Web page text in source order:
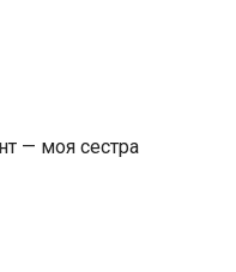
— моя сестра